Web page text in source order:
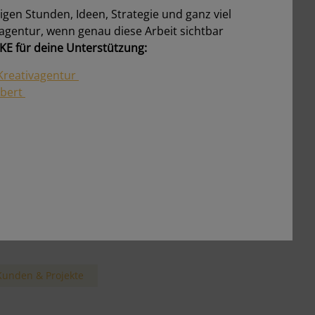
läuft ein Projektstart ab?
Erstgespräch → Zielklärung →
→ Kick-off
arbeite für Ein-Personen-Unternehmen
kleine und mittlere Unternehmen
& Projekte
Stunden, Ideen, Strategie und ganz viel
wenn genau diese Arbeit sichtbar
für deine Unterstützung: